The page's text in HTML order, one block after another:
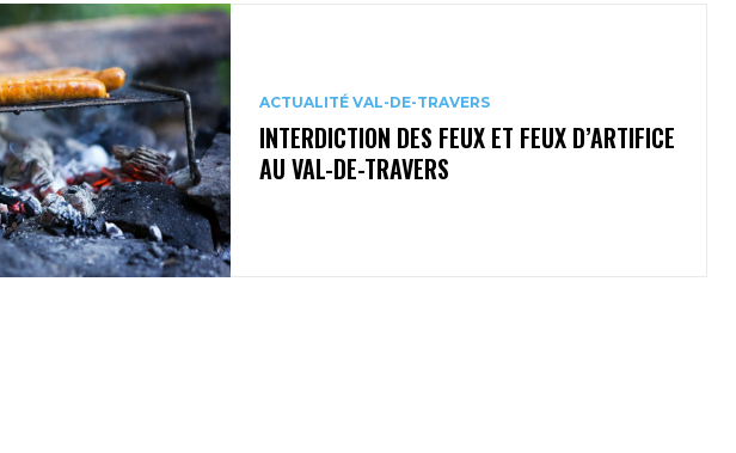
ACTUALITÉ VAL-DE-TRAVERS
INTERDICTION DES FEUX ET FEUX D’ARTIFICE
AU VAL-DE-TRAVERS